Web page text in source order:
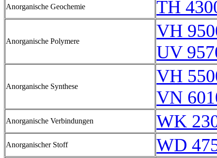
Anorganische Geochemie TH
Anorganische Polymere
VH
UV
Anorganische Synthese
VH
VN
Anorganische Verbindungen WK
Anorganischer Stoff WD